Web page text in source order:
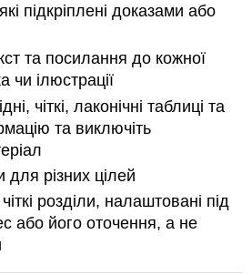
підкріплені доказами або
та посилання до кожної
чи ілюстрації
чіткі, лаконічні таблиці та
та виключіть
для різних цілей
розділи, налаштовані під
або його оточення, а не